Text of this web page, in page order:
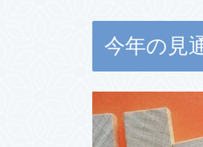
今年の見